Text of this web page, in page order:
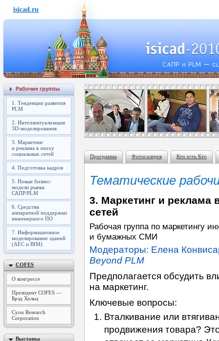
isicad.ru
Рабочие группы
1. Тенденции развития
PLM
2. Интеллектуализация
3D-моделирования
3. Маркетинг
и реклама в эпоху
социальных сетей
4. Подготовка кадров
5. Новые бизнес-
модели рынка
САПР/PLM
6. Средства
аппаратной поддержки
инженерного ПО
7. Информационное
моделирование зданий
(AEC и BIM)
COFES
О конгрессе
Президент COFES —
Брэд Хольц
Cyon Research
Corporation
Выставка
Программа Фотогалерея Кто есть Кто
Тематические
3. Маркетинг и реклама
сетей
Рабочая группа по маркетингу
и бумажных СМИ
Модераторы: Елена
Beyond PLM
Предполагается обсудить
на маркетинг.
Ключевые вопросы:
Вталкивание или
продвижения товара?